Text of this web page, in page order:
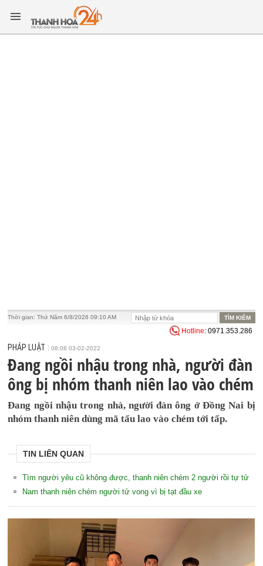
Thời gian:Thứ Năm 6/8/2026 09:10 AM
Hotline: 0971.353.286
PHÁP LUẬT 08:08 03-02-2022
Đang ngồi nhậu trong nhà, người đàn
ông bị nhóm thanh niên lao vào chém
Đang ngồi nhậu trong nhà, người đàn ông ở Đồng Nai bị
nhóm thanh niên dùng mã tấu lao vào chém tới tấp.
TIN LIÊN QUAN
Tìm người yêu cũ không được, thanh niên chém 2 người rồi tự tử
Nam thanh niên chém người tử vong vì bị tạt đầu xe